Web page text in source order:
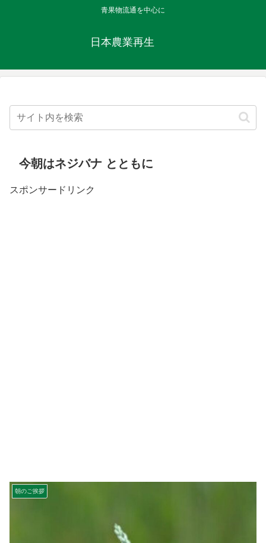
青果物流通を中心に
日本農業再生
今朝はネジバナ とともに
スポンサードリンク
朝のご挨拶